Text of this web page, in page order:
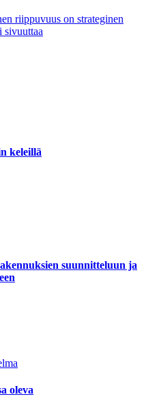
riippuvuus on strateginen
sivuuttaa
keleillä
suunnitteluun ja
oleva